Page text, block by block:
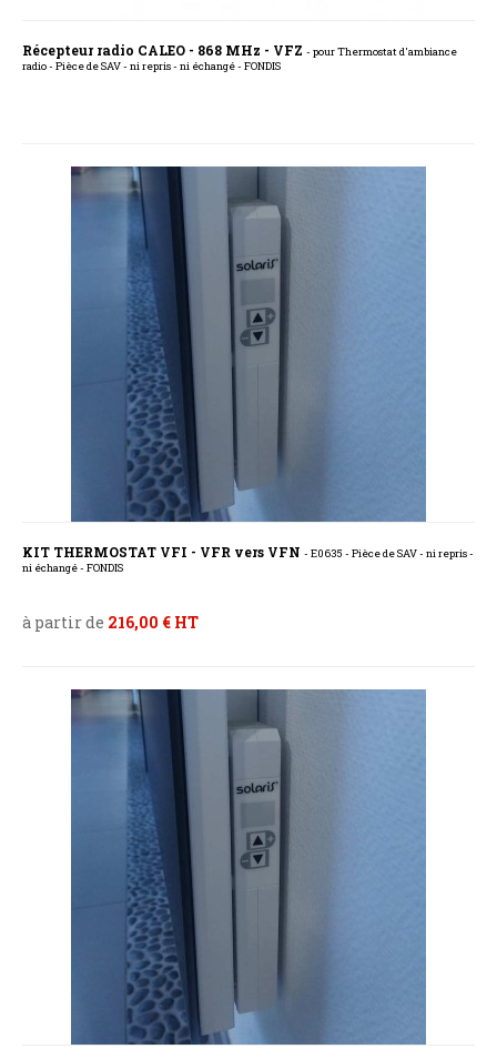
Récepteur radio CALEO - 868 MHz - VFZ - pour Thermostat d'ambiance
radio - Pièce de SAV - ni repris - ni échangé - FONDIS
KIT THERMOSTAT VFI - VFR vers VFN - E0635 - Pièce de SAV - ni repris -
ni échangé - FONDIS
à partir de 216,00 € HT